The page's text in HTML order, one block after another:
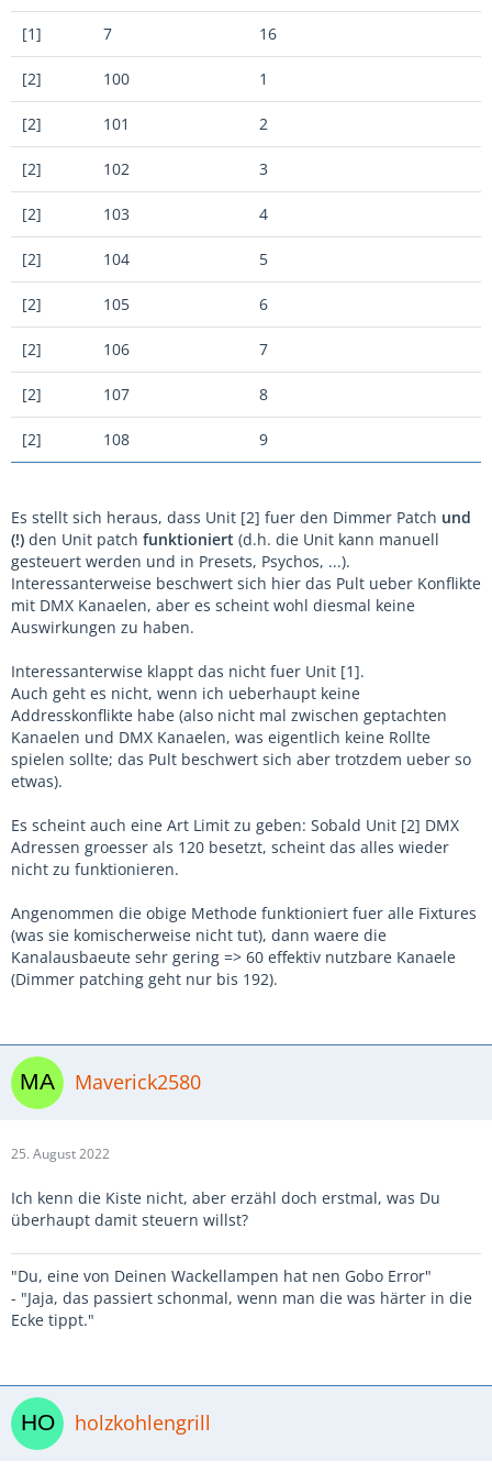
[1] 7 16
[2] 100 1
[2] 101 2
[2] 102 3
[2] 103 4
[2] 104 5
[2] 105 6
[2] 106 7
[2] 107 8
[2] 108 9
Es stellt sich heraus, dass Unit [2] fuer den Dimmer Patch und
(!) den Unit patch funktioniert (d.h. die Unit kann manuell
gesteuert werden und in Presets, Psychos, ...).
Interessanterweise beschwert sich hier das Pult ueber Konflikte
mit DMX Kanaelen, aber es scheint wohl diesmal keine
Auswirkungen zu haben.
Interessanterwise klappt das nicht fuer Unit [1].
Auch geht es nicht, wenn ich ueberhaupt keine
Addresskonflikte habe (also nicht mal zwischen geptachten
Kanaelen und DMX Kanaelen, was eigentlich keine Rollte
spielen sollte; das Pult beschwert sich aber trotzdem ueber so
etwas).
Es scheint auch eine Art Limit zu geben: Sobald Unit [2] DMX
Adressen groesser als 120 besetzt, scheint das alles wieder
nicht zu funktionieren.
Angenommen die obige Methode funktioniert fuer alle Fixtures
(was sie komischerweise nicht tut), dann waere die
Kanalausbaeute sehr gering => 60 effektiv nutzbare Kanaele
(Dimmer patching geht nur bis 192).
Maverick2580
25. August 2022
Ich kenn die Kiste nicht, aber erzähl doch erstmal, was Du
überhaupt damit steuern willst?
"Du, eine von Deinen Wackellampen hat nen Gobo Error"
- "Jaja, das passiert schonmal, wenn man die was härter in die
Ecke tippt."
holzkohlengrill